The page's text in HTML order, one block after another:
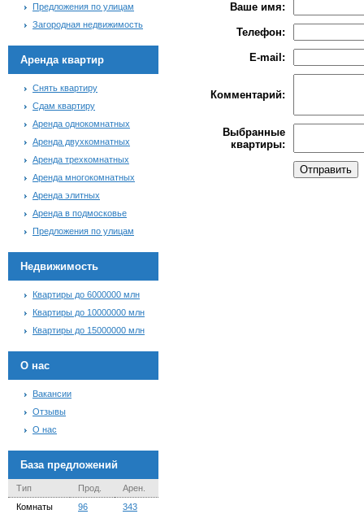
Предложения по улицам
Загородная недвижимость
Аренда квартир
Снять квартиру
Сдам квартиру
Аренда однокомнатных
Аренда двухкомнатных
Аренда трехкомнатных
Аренда многокомнатных
Аренда элитных
Аренда в подмосковье
Предложения по улицам
Недвижимость
Квартиры до 6000000 млн
Квартиры до 10000000 млн
Квартиры до 15000000 млн
О нас
Вакансии
Отзывы
О нас
База предложений
Тип Прод.
Арен.
Комнаты
96
343
Ваше имя:
Телефон:
E-mail:
Комментарий:
Выбранные
квартиры: